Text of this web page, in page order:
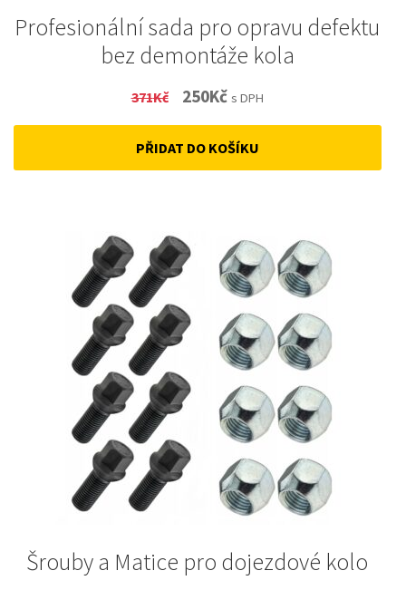
Profesionální sada pro opravu defektu
bez demontáže kola
371Kč
Original
price
was:
250KčCurrent
price
is:
s DPH
PŘIDAT DO KOŠÍKU
Šrouby a Matice pro dojezdové kolo